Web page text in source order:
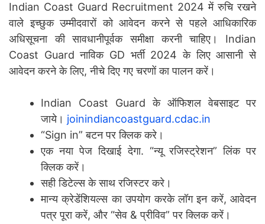
Indian Coast Guard Recruitment 2024 में रुचि रखने
वाले इच्छुक उम्मीदवारों को आवेदन करने से पहले आधिकारिक
अधिसूचना की सावधानीपूर्वक समीक्षा करनी चाहिए। Indian
Coast Guard नाविक GD भर्ती 2024 के लिए आसानी से
आवेदन करने के लिए, नीचे दिए गए चरणों का पालन करें।
Indian Coast Guard के ऑफिशल वेबसाइट पर
जाये। joinindiancoastguard.cdac.in
“Sign in” बटन पर क्लिक करे।
एक नया पेज दिखाई देगा. “न्यू रजिस्ट्रेशन” लिंक पर
क्लिक करें।
सही डिटेल्स के साथ रजिस्टर करे।
मान्य क्रेडेंशियल्स का उपयोग करके लॉग इन करें, आवेदन
पत्र पूरा करें, और “सेव & प्रीविव” पर क्लिक करें।